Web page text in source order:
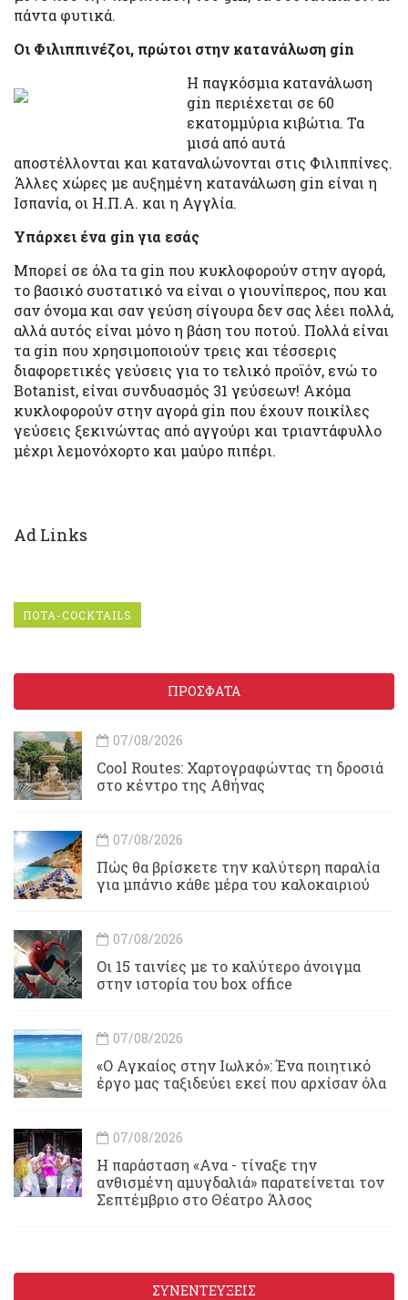
πάντα φυτικά.
Οι Φιλιππινέζοι, πρώτοι στην κατανάλωση gin
Η παγκόσμια κατανάλωση
gin περιέχεται σε 60
εκατομμύρια κιβώτια. Τα
μισά από αυτά
αποστέλλονται και καταναλώνονται στις Φιλιππίνες.
Άλλες χώρες με αυξημένη κατανάλωση gin είναι η
Ισπανία, οι Η.Π.Α. και η Αγγλία.
Υπάρχει ένα gin για εσάς
Μπορεί σε όλα τα gin που κυκλοφορούν στην αγορά,
το βασικό συστατικό να είναι ο γιουνίπερος, που και
σαν όνομα και σαν γεύση σίγουρα δεν σας λέει πολλά,
αλλά αυτός είναι μόνο η βάση του ποτού. Πολλά είναι
τα gin που χρησιμοποιούν τρεις και τέσσερις
διαφορετικές γεύσεις για το τελικό προϊόν, ενώ το
Botanist, είναι συνδυασμός 31 γεύσεων! Ακόμα
κυκλοφορούν στην αγορά gin που έχουν ποικίλες
γεύσεις ξεκινώντας από αγγούρι και τριαντάφυλλο
μέχρι λεμονόχορτο και μαύρο πιπέρι.
Ad Links
ΠΟΤΑ-COCKTAILS
ΠΡΟΣΦΑΤΑ
07/08/2026
Cool Routes: Χαρτογραφώντας τη δροσιά
στο κέντρο της Αθήνας
07/08/2026
Πώς θα βρίσκετε την καλύτερη παραλία
για μπάνιο κάθε μέρα του καλοκαιριού
07/08/2026
Οι 15 ταινίες με το καλύτερο άνοιγμα
στην ιστορία του box office
07/08/2026
«Ο Αγκαίος στην Ιωλκό»: Ένα ποιητικό
έργο μας ταξιδεύει εκεί που αρχίσαν όλα
07/08/2026
Η παράσταση «Ανα - τίναξε την
ανθισμένη αμυγδαλιά» παρατείνεται τον
Σεπτέμβριο στο Θέατρο Άλσος
ΣΥΝΕΝΤΕΥΞΕΙΣ